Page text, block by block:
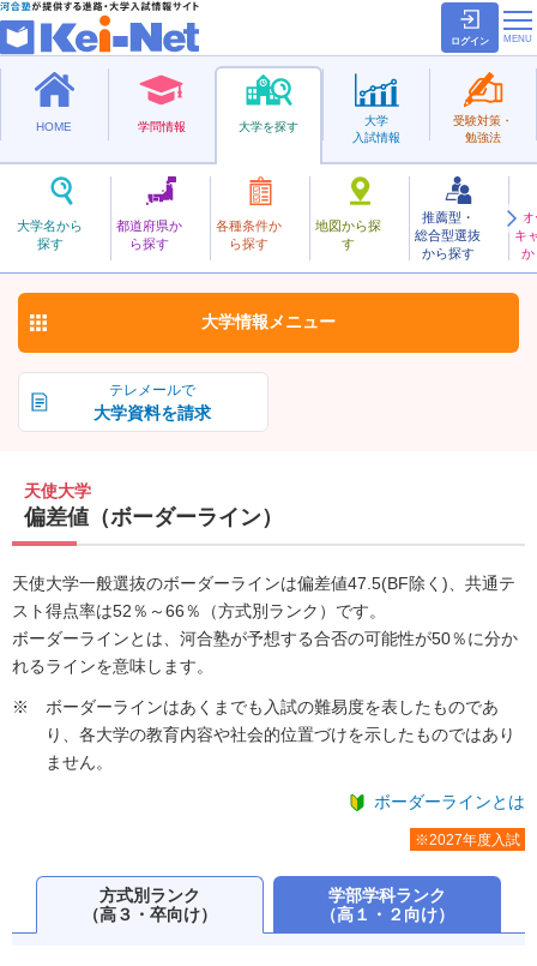
ログイン
HOME 学問情報 大学を探す
大学名から
探す
都道府県か
ら探す
各種条件か
ら探す
地図から探
す
推薦型・
総合型選抜
から探す
キ
か
大学
入試情報
受験対策・
勉強法
私立
てんし
天使大学 お気に入り
テレメールで
大学資料を請求
大学情報 メニュー
天使大学
偏差値（ボーダーライン）
天使大学一般選抜のボーダーラインは偏差値47.5(BF除く)、共通テ
スト得点率は52％～66％（方式別ランク）です。
ボーダーラインとは、河合塾が予想する合否の可能性が50％に分か
れるラインを意味します。
ボーダーラインはあくまでも入試の難易度を表したものであ
り、各大学の教育内容や社会的位置づけを示したものではあり
ません。
ボーダーラインとは
※2027年度入試
方式別ランク
（高３・卒向け）
学部学科ランク
（高１・２向け）